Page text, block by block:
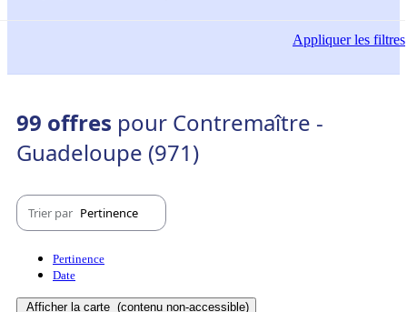
Appliquerles filtres
99 offres pour Contremaître -
Guadeloupe (971)
Trier par Pertinence
Pertinence
Date
Afficher la carte (contenu non-accessible)